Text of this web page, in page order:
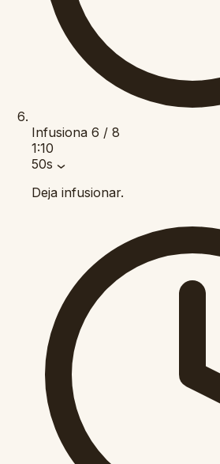
Infusiona 6 / 8
1:10
50s
Deja infusionar.